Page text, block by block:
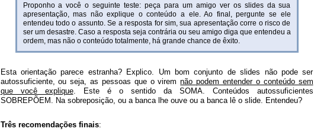
Proponho a você o seguinte teste: peça para um amigo ver os slides da sua
apresentação, mas não explique o conteúdo a ele. Ao final, pergunte se ele
entendeu todo o assunto. Se a resposta for sim, sua apresentação corre o risco de
ser um desastre. Caso a resposta seja contrária ou seu amigo diga que entendeu a
ordem, mas não o conteúdo totalmente, há grande chance de êxito.
Esta orientação parece estranha? Explico. Um bom conjunto de slides não pode ser
autossuficiente, ou seja, as pessoas que o viremnão podem entender o conteúdo sem
que você explique. Este é o sentido da SOMA. Conteúdos autossuficientes
SOBREPÕEM. Na sobreposição, ou a banca lhe ouve ou a banca lê o slide. Entendeu?
Três recomendações finais: